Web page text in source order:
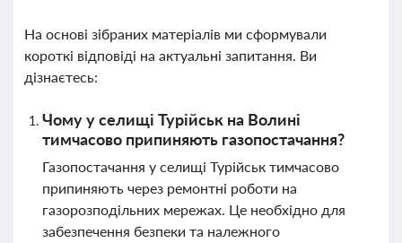
На основі зібраних матеріалів ми сформували
короткі відповіді на актуальні запитання. Ви
дізнаєтесь:
Чому у селищі Турійськ на Волині
тимчасово припиняють газопостачання?
Газопостачання у селищі Турійськ тимчасово
припиняють через ремонтні роботи на
газорозподільних мережах. Це необхідно для
забезпечення безпеки та належного